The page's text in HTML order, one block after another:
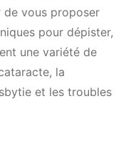
de vous proposer
pour dépister,
une variété de
la
et les troubles